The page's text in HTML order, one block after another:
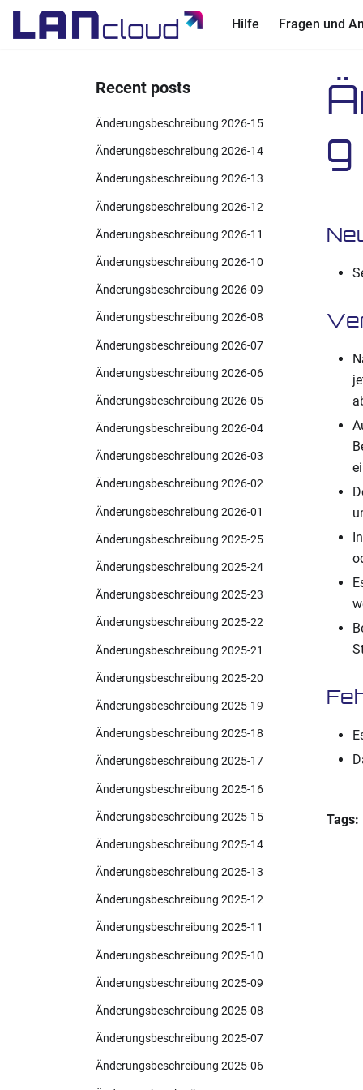
Hilfe Fragen und
Recent posts
Änderungsbeschreibung 2026-15
Änderungsbeschreibung 2026-14
Änderungsbeschreibung 2026-13
Änderungsbeschreibung 2026-12
Änderungsbeschreibung 2026-11
Änderungsbeschreibung 2026-10
Änderungsbeschreibung 2026-09
Änderungsbeschreibung 2026-08
Änderungsbeschreibung 2026-07
Änderungsbeschreibung 2026-06
Änderungsbeschreibung 2026-05
Änderungsbeschreibung 2026-04
Änderungsbeschreibung 2026-03
Änderungsbeschreibung 2026-02
Änderungsbeschreibung 2026-01
Änderungsbeschreibung 2025-25
Änderungsbeschreibung 2025-24
Änderungsbeschreibung 2025-23
Änderungsbeschreibung 2025-22
Änderungsbeschreibung 2025-21
Änderungsbeschreibung 2025-20
Änderungsbeschreibung 2025-19
Änderungsbeschreibung 2025-18
Änderungsbeschreibung 2025-17
Änderungsbeschreibung 2025-16
Änderungsbeschreibung 2025-15
Änderungsbeschreibung 2025-14
Änderungsbeschreibung 2025-13
Änderungsbeschreibung 2025-12
Änderungsbeschreibung 2025-11
Änderungsbeschreibung 2025-10
Änderungsbeschreibung 2025-09
Änderungsbeschreibung 2025-08
Änderungsbeschreibung 2025-07
Änderungsbeschreibung 2025-06
Tags: